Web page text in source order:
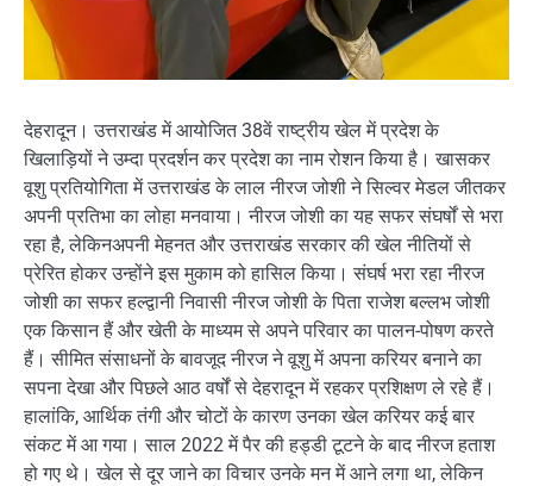
देहरादून। उत्तराखंड में आयोजित 38वें राष्ट्रीय खेल में प्रदेश के
खिलाड़ियों ने उम्दा प्रदर्शन कर प्रदेश का नाम रोशन किया है। खासकर
वूशु प्रतियोगिता में उत्तराखंड के लाल नीरज जोशी ने सिल्वर मेडल जीतकर
अपनी प्रतिभा का लोहा मनवाया। नीरज जोशी का यह सफर संघर्षों से भरा
रहा है, लेकिनअपनी मेहनत और उत्तराखंड सरकार की खेल नीतियों से
प्रेरित होकर उन्होंने इस मुकाम को हासिल किया। संघर्ष भरा रहा नीरज
जोशी का सफर हल्द्वानी निवासी नीरज जोशी के पिता राजेश बल्लभ जोशी
एक किसान हैं और खेती के माध्यम से अपने परिवार का पालन-पोषण करते
हैं। सीमित संसाधनों के बावजूद नीरज ने वूशु में अपना करियर बनाने का
सपना देखा और पिछले आठ वर्षों से देहरादून में रहकर प्रशिक्षण ले रहे हैं।
हालांकि, आर्थिक तंगी और चोटों के कारण उनका खेल करियर कई बार
संकट में आ गया। साल 2022 में पैर की हड्डी टूटने के बाद नीरज हताश
हो गए थे। खेल से दूर जाने का विचार उनके मन में आने लगा था, लेकिन